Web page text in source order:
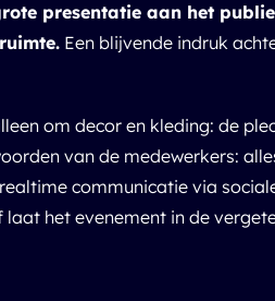
presentatie aan het
Een blijvende indruk
om decor en kleding: de
van de medewerkers:
communicatie via
het evenement in de